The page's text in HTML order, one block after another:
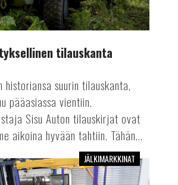
tilauskanta
historiansa suurin tilauskanta,
pääasiassa vientiin.
Sisu Auton tilauskirjat ovat
aikoina hyvään tahtiin. Tähän...
JÄLKIMARKKINAT